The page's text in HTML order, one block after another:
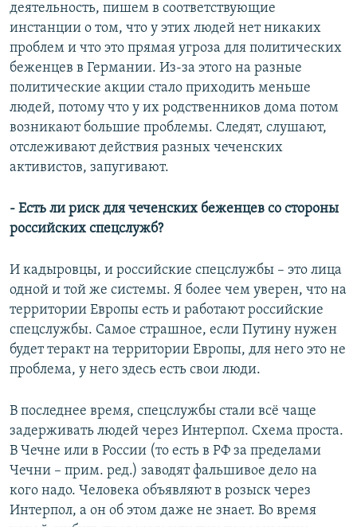
деятельность, пишем в соответствующие
инстанции о том, что у этих людей нет никаких
проблем и что это прямая угроза для политических
беженцев в Германии. Из-за этого на разные
политические акции стало приходить меньше
людей, потому что у их родственников дома потом
возникают большие проблемы. Следят, слушают,
отслеживают действия разных чеченских
активистов, запугивают.
- Есть ли риск для чеченских беженцев со стороны
российских спецслужб?
И кадыровцы, и российские спецслужбы – это лица
одной и той же системы. Я более чем уверен, что на
территории Европы есть и работают российские
спецслужбы. Самое страшное, если Путину нужен
будет теракт на территории Европы, для него это не
проблема, у него здесь есть свои люди.
В последнее время, спецслужбы стали всё чаще
задерживать людей через Интерпол. Схема проста.
В Чечне или в России (то есть в РФ за пределами
Чечни – прим. ред.) заводят фальшивое дело на
кого надо. Человека объявляют в розыск через
Интерпол, а он об этом даже не знает. Во время